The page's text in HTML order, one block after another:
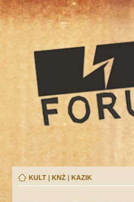
KULT | KNŻ | KAZIK